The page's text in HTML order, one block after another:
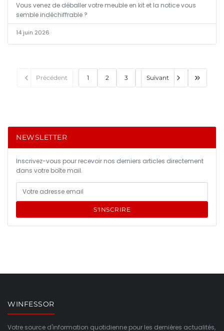
Vous venez de déballer votre meuble en kit et la notice vous
semble indéchiffrable ?
14 juin 2026
Précédent 1 2 3 Suivant
NEWSLETTER
Inscrivez-vous pour recevoir nos derniers articles directement
dans votre boîte mail.
S'INSCRIRE
WINFESSOR
Votre source d'information quotidienne pour les dernières actualités,